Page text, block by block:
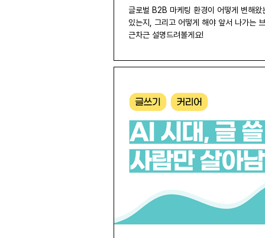
글로벌 B2B 마케팅 환경이 어떻게 변해
있는지, 그리고 어떻게 해야 앞서 나가는
근차근 설명드려볼게요!